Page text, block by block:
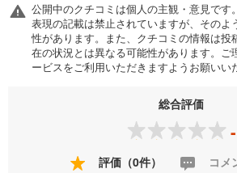
公開中のクチコミは個人の主観・意見です
表現の記載は禁止されていますが、そのよ
性があります。また、クチコミの情報は投
在の状況とは異なる可能性があります。ご
ービスをご利用いただきますようお願いい
総合評価
-
評価（0件） コメ